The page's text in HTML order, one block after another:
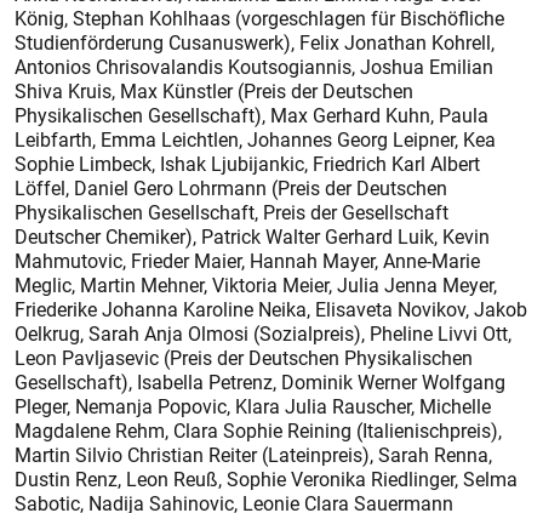
König, Stephan Kohlhaas (vorgeschlagen für Bischöfliche
Studienförderung Cusanuswerk), Felix Jonathan Kohrell,
Antonios Chrisovalandis Koutsogiannis, Joshua Emilian
Shiva Kruis, Max Künstler (Preis der Deutschen
Physikalischen Gesellschaft), Max Gerhard Kuhn, Paula
Leibfarth, Emma Leichtlen, Johannes Georg Leipner, Kea
Sophie Limbeck, Ishak Ljubijankic, Friedrich Karl Albert
Löffel, Daniel Gero Lohrmann (Preis der Deutschen
Physikalischen Gesellschaft, Preis der Gesellschaft
Deutscher Chemiker), Patrick Walter Gerhard Luik, Kevin
Mahmutovic, Frieder Maier, Hannah Mayer, Anne-Marie
Meglic, Martin Mehner, Viktoria Meier, Julia Jenna Meyer,
Friederike Johanna Karoline Neika, Elisaveta Novikov, Jakob
Oelkrug, Sarah Anja Olmosi (Sozialpreis), Pheline Livvi Ott,
Leon Pavljasevic (Preis der Deutschen Physikalischen
Gesellschaft), Isabella Pet­renz, Dominik Werner Wolfgang
Pleger, Nemanja Popovic, Klara Julia Rauscher, Michelle
Magdalene Rehm, Clara Sophie Reining (Italienischpreis),
Martin Silvio Christian Reiter (Lateinpreis), Sarah Renna,
Dustin Renz, Leon Reuß, Sophie Veronika Riedlinger, Selma
Sabotic, Nadija Sahinovic, Leonie Clara Sauermann